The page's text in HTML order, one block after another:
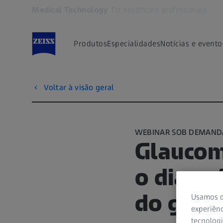
ProdutosEspecialidadesNotícias e
Voltar à visão geral
WEBINAR SOB
o
do
Usamos